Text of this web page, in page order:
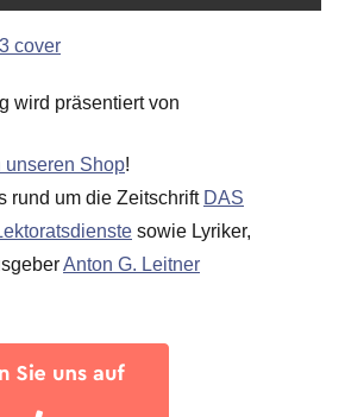
wird präsentiert von
unseren Shop!
rund um die Zeitschrift DAS
sowie Lyriker,
Anton G. Leitner